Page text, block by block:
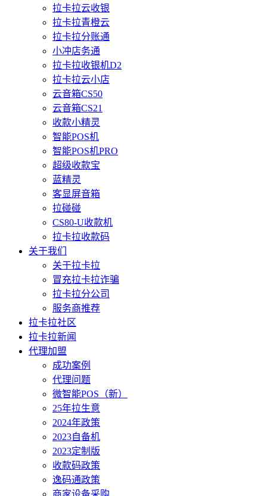
拉卡拉云收银
拉卡拉青橙云
拉卡拉分账通
小冲店务通
拉卡拉收银机D2
拉卡拉云小店
云音箱CS50
云音箱CS21
收款小精灵
智能POS机
智能POS机PRO
超级收款宝
蓝精灵
客显屏音箱
拉碰碰
CS80-U收款机
拉卡拉收款码
关于我们
关于拉卡拉
冒充拉卡拉诈骗
拉卡拉分公司
服务商推荐
拉卡拉社区
拉卡拉新闻
代理加盟
成功案例
代理问题
微智能POS（新）
25年拉生意
2024年政策
2023自备机
2023定制版
收款码政策
逸码通政策